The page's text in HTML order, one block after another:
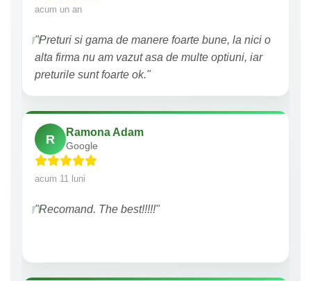
acum un an
"Preturi si gama de manere foarte bune, la nici o
alta firma nu am vazut asa de multe optiuni, iar
preturile sunt foarte ok."
R
Ramona Adam
Google
acum 11 luni
"Recomand. The best!!!!!"